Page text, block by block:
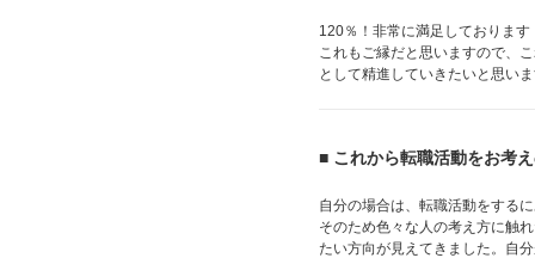
120％！非常に満足しておりま
これもご縁だと思いますので、
として精進していきたいと思い
■ これから転職活動をお考
自分の場合は、転職活動をする
そのため色々な人の考え方に触
たい方向が見えてきました。自